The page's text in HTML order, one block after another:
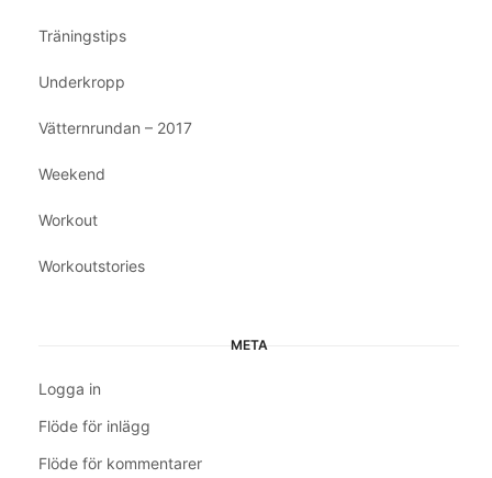
Träningstips
Underkropp
Vätternrundan – 2017
Weekend
Workout
Workoutstories
META
Logga in
Flöde för inlägg
Flöde för kommentarer